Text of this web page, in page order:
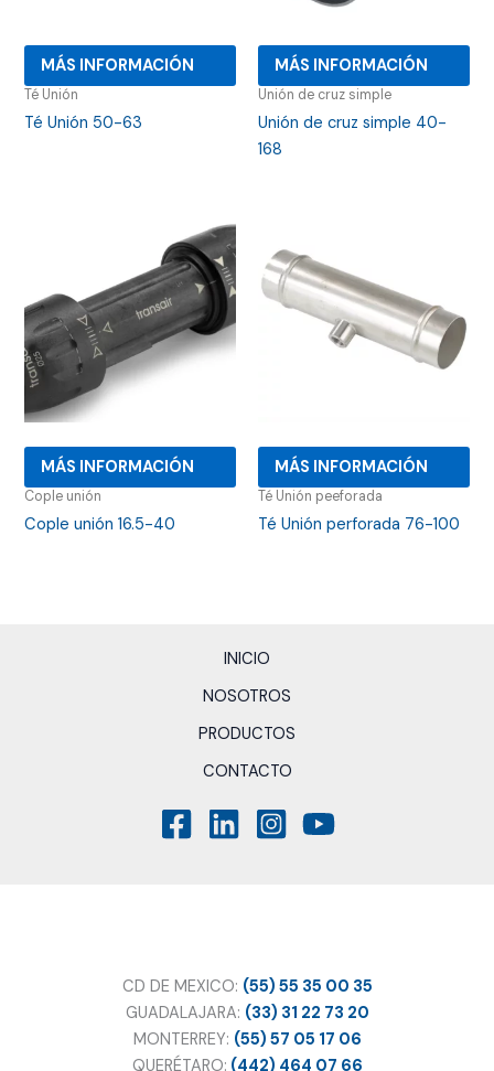
MÁS INFORMACIÓN
Té Unión
Té Unión 50-63
MÁS INFORMACIÓN
Unión de cruz simple
Unión de cruz simple 40-
168
MÁS INFORMACIÓN
Cople unión
Cople unión 16.5-40
MÁS INFORMACIÓN
Té Unión peeforada
Té Unión perforada 76-100
INICIO
NOSOTROS
PRODUCTOS
CONTACTO
CD DE MEXICO: (55) 55 35 00 35
GUADALAJARA: (33) 31 22 73 20
MONTERREY: (55) 57 05 17 06
QUERÉTARO: (442) 464 07 66